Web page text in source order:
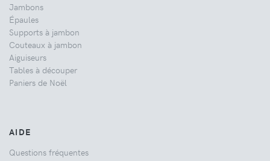
Jambons
Épaules
Supports à jambon
Couteaux à jambon
Aiguiseurs
Tables à découper
Paniers de Noël
AIDE
Questions fréquentes